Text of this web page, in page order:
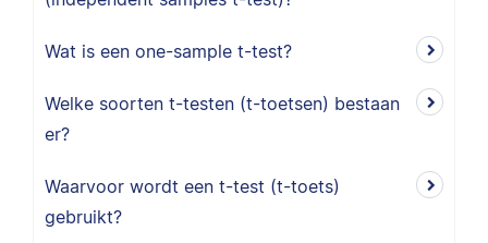
Wat is een one-sample t-test?
Welke soorten t-testen (t-toetsen) bestaan
er?
Waarvoor wordt een t-test (t-toets)
gebruikt?